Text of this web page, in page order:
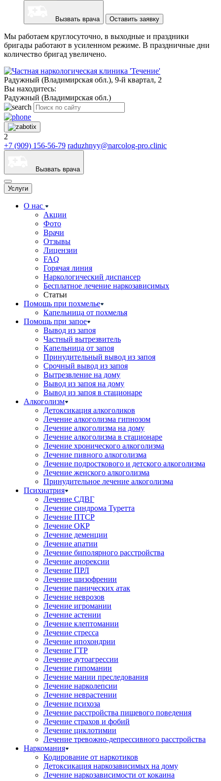
Вызвать врача Оставить заявку
Мы работаем круглосуточно, в выходные и праздники
бригады работают в усиленном режиме. В праздничные дни
количество бригад увеличено.
Радужный (Владимирская обл.), 9-й квартал, 2
Вы находитесь:
Радужный (Владимирская обл.)
2
+7 (909) 156-56-79 raduzhnyy@narcolog-pro.clinic
Вызвать врача
Услуги
О нас
Акции
Фото
Врачи
Отзывы
Лицензии
FAQ
Горячая линия
Наркологический диспансер
Бесплатное лечение наркозависимых
Статьи
Помощь при похмелье
Капельница от похмелья
Помощь при запое
Вывод из запоя
Частный вытрезвитель
Капельница от запоя
Принудительный вывод из запоя
Срочный вывод из запоя
Вытрезвление на дому
Вывод из запоя на дому
Вывод из запоя в стационаре
Алкоголизм
Детоксикация алкоголиков
Лечение алкоголизма гипнозом
Лечение алкоголизма на дому
Лечение алкоголизма в стационаре
Лечение хронического алкоголизма
Лечение пивного алкоголизма
Лечение подросткового и детского алкоголизма
Лечение женского алкоголизма
Принудительное лечение алкоголизма
Психиатрия
Лечение СДВГ
Лечение синдрома Туретта
Лечение ПТСР
Лечение ОКР
Лечение деменции
Лечение апатии
Лечение биполярного расстройства
Лечение анорексии
Лечение ПРЛ
Лечение шизофрении
Лечение панических атак
Лечение неврозов
Лечение игромании
Лечение астении
Лечение клептомании
Лечение стресса
Лечение ипохондрии
Лечение ГТР
Лечение аутоагрессии
Лечение гипомании
Лечение мании преследования
Лечение нарколепсии
Лечение неврастении
Лечение психоза
Лечение расстройства пищевого поведения
Лечение страхов и фобий
Лечение циклотимии
Лечение тревожно-депрессивного расстройства
Наркомания
Кодирование от наркотиков
Детоксикация наркозависимых на дому
Лечение наркозависимости от кокаина